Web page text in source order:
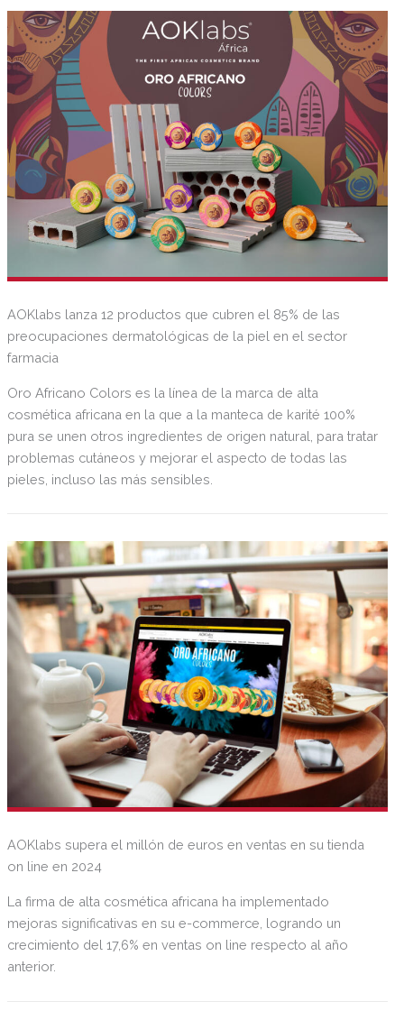
AOKlabs lanza 12 productos que cubren el 85% de las
preocupaciones dermatológicas de la piel en el sector
farmacia
Oro Africano Colors es la línea de la marca de alta
cosmética africana en la que a la manteca de karité 100%
pura se unen otros ingredientes de origen natural, para tratar
problemas cutáneos y mejorar el aspecto de todas las
pieles, incluso las más sensibles.
AOKlabs supera el millón de euros en ventas en su tienda
on line en 2024
La firma de alta cosmética africana ha implementado
mejoras significativas en su e-commerce, logrando un
crecimiento del 17,6% en ventas on line respecto al año
anterior.